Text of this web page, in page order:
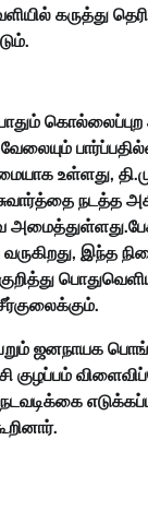
கருத்து
உள்ளது,
நடத்த
அமைத்துள்ளது.
வருகிறது, இந்த
ஜனநாயக
குழப்பம்